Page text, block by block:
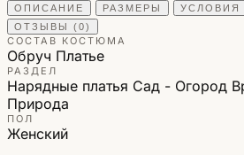
ОПИСАНИЕ РАЗМЕРЫ
УСЛОВИЯ
ОТЗЫВЫ (0)
СОСТАВ КОСТЮМА
Обруч Платье
РАЗДЕЛ
Нарядные платья Сад - Огород
Природа
ПОЛ
Женский